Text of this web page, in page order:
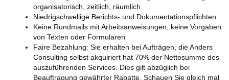
organisatorisch, zeitlich, räumlich
Niedrigschwellige Berichts- und Dokumentationspflichten
Keine Rundmails mit Arbeitsanweisungen, keine Vorgaben
von Texten oder Formularen
Faire Bezahlung: Sie erhalten bei Aufträgen, die Anders
Consulting selbst akquiriert hat 70% der Nettosumme des
auszuführenden Services. Dies gilt abzüglich bei
Beauftragung gewährter Rabatte. Schauen Sie gleich mal